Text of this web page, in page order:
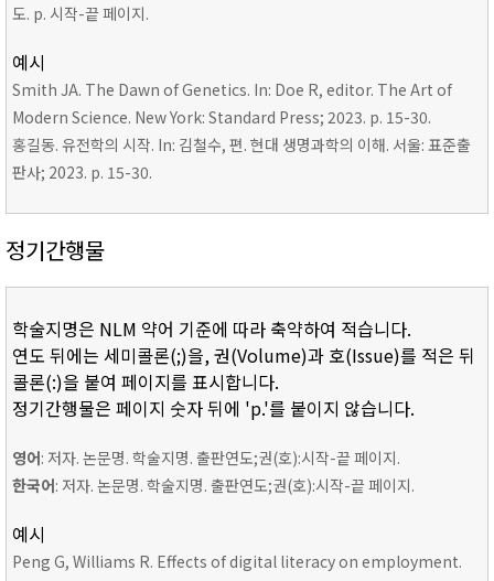
도. p. 시작-끝 페이지.
예시
Smith JA. The Dawn of Genetics. In: Doe R, editor. The Art of
Modern Science. New York: Standard Press; 2023. p. 15-30.
홍길동. 유전학의 시작. In: 김철수, 편. 현대 생명과학의 이해. 서울: 표준출
판사; 2023. p. 15-30.
정기간행물
학술지명은 NLM 약어 기준에 따라 축약하여 적습니다.
연도 뒤에는 세미콜론(;)을, 권(Volume)과 호(Issue)를 적은 뒤
콜론(:)을 붙여 페이지를 표시합니다.
정기간행물은 페이지 숫자 뒤에 'p.'를 붙이지 않습니다.
영어: 저자. 논문명. 학술지명. 출판연도;권(호):시작-끝 페이지.
한국어: 저자. 논문명. 학술지명. 출판연도;권(호):시작-끝 페이지.
예시
Peng G, Williams R. Effects of digital literacy on employment.